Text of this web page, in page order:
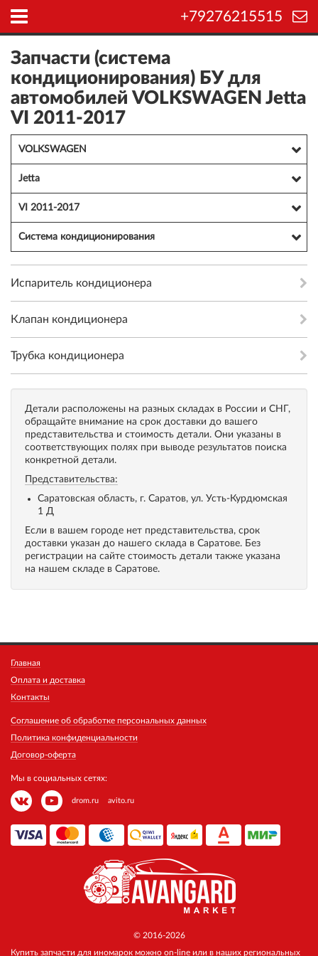
+79276215515
Запчасти (система
кондиционирования) БУ для
автомобилей VOLKSWAGEN Jetta
VI 2011-2017
VOLKSWAGEN
Jetta
VI 2011-2017
Система кондиционирования
Испаритель кондиционера
Клапан кондиционера
Трубка кондиционера
Детали расположены на разных складах в России и СНГ,
обращайте внимание на срок доставки до вашего
представительства и стоимость детали. Они указаны в
соответствующих полях при выводе результатов поиска
конкретной детали.
Представительства:
Саратовская область, г. Саратов, ул. Усть-Курдюмская
1 Д
Если в вашем городе нет представительства, срок
доставки указан до нашего склада в Саратове. Без
регистрации на сайте стоимость детали также указана
на нашем складе в Саратове.
Главная
Оплата и доставка
Контакты
Соглашение об обработке персональных данных
Политика конфиденциальности
Договор-оферта
Мы в социальных сетях:
drom.ru avito.ru
© 2016-2026
Купить запчасти для иномарок можно on-line или в наших региональных